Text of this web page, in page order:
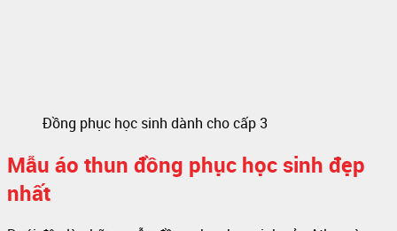
Đồng phục học sinh dành cho cấp 3
Mẫu áo thun đồng phục học sinh đẹp
nhất